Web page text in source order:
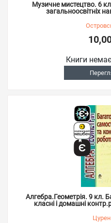
Музичне мистецтво. 6
загальноосвітніх
Книги
Алгебра.Геометрія. 9 кл.
класні і домашні